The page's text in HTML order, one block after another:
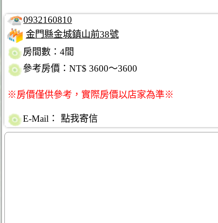
0932160810
金門縣金城鎮山前38號
房間數：4間
參考房價：NT$ 3600～3600
※房價僅供參考，實際房價以店家為準※
E-Mail： 點我寄信